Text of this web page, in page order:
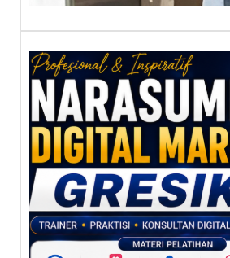
Narasumber
Digital Marketing
Gresik:
Meningkatkan
Daya Saing SDM
dan Bisnis di Era
Transformasi
Digital